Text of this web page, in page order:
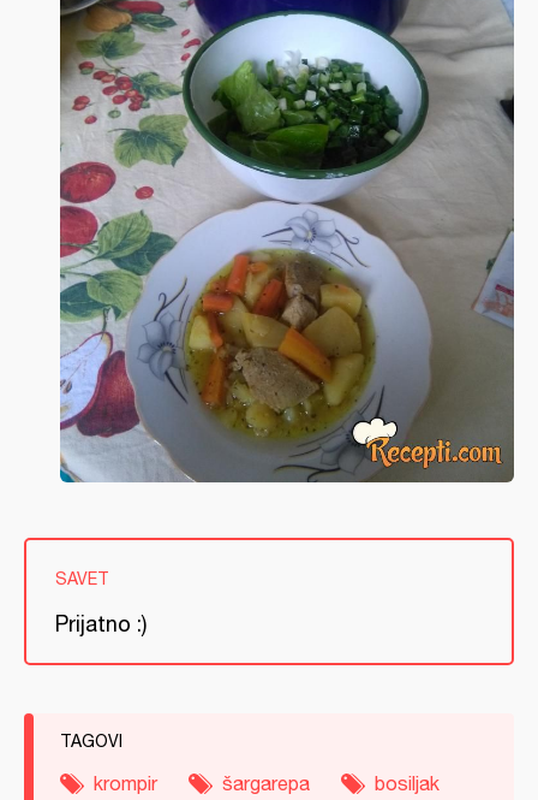
SAVET
Prijatno :)
TAGOVI
krompir šargarepa
bosiljak